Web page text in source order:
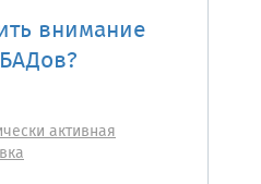
внимание
активная